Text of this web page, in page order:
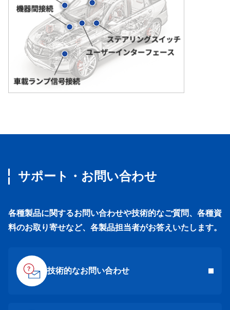
サポート・お問い合わせ
各種製品に関するお問い合わせや技術的なご質問、各種資
料のお取り寄せなど、各製品担当者がお答えいたします。
技術的なお問い合わせ